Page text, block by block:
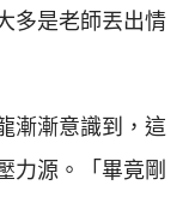
多是老師丟出情
漸漸意識到，這
力源。「畢竟剛